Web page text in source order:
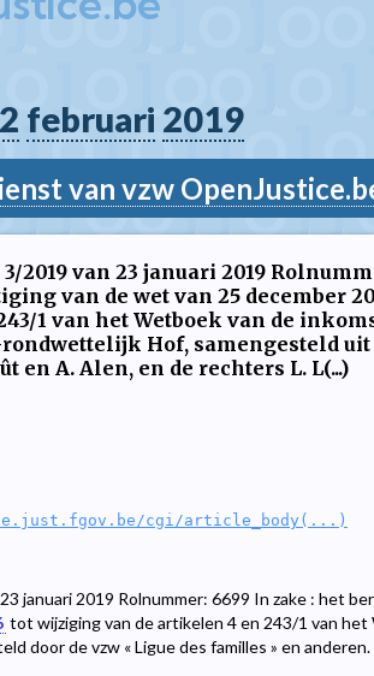
februari 2019
van vzw
2019 van 23 januari 2019
van de wet van 25 december
1 van het Wetboek van de
Hof, samengesteld uit
en A. Alen, en de rechters L. L(...)
cgi/article_body(...)
januari 2019 Rolnummer: 6699 In zake : het
tot wijziging van de artikelen 4 en 243/1 van het
door de vzw « Ligue des familles » en anderen.